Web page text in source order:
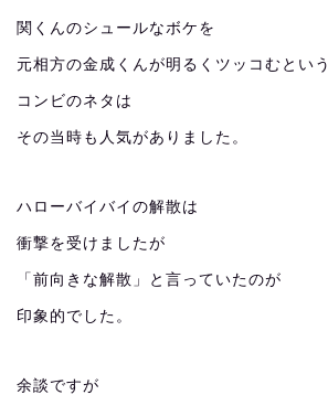
関くんのシュールなボケを
元相方の金成くんが明るくツッコむという
コンビのネタは
その当時も人気がありました。
ハローバイバイの解散は
衝撃を受けましたが
「前向きな解散」と言っていたのが
印象的でした。
余談ですが